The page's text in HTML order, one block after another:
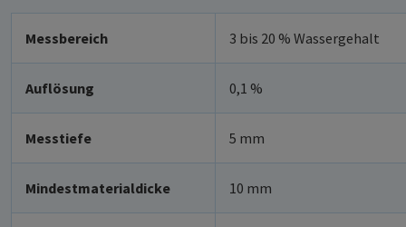
Messbereich 3 bis 20 % Wassergehalt
Auflösung 0,1 %
Messtiefe 5 mm
Mindestmaterialdicke 10 mm